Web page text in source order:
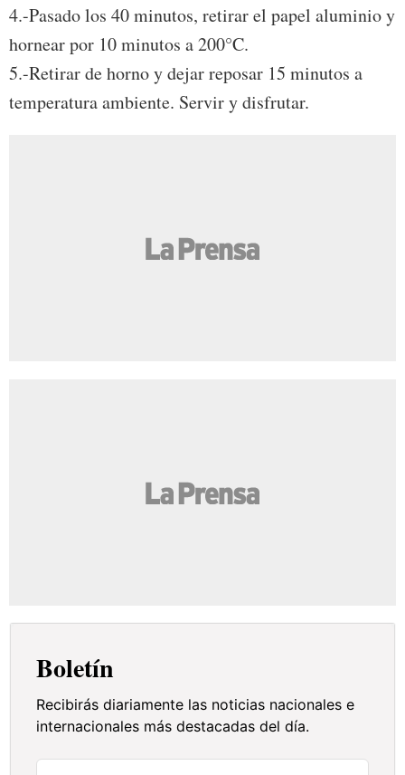
4.-Pasado los 40 minutos, retirar el papel aluminio y
hornear por 10 minutos a 200°C.
5.-Retirar de horno y dejar reposar 15 minutos a
temperatura ambiente. Servir y disfrutar.
Boletín
Recibirás diariamente las noticias nacionales e
internacionales más destacadas del día.